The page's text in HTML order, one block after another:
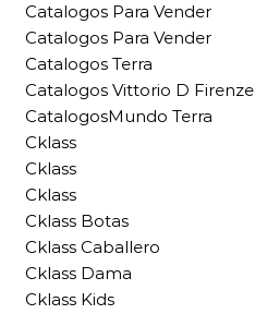
Catalogos Para Vender
Catalogos Para Vender
Catalogos Terra
Catalogos Vittorio D Firenze
CatalogosMundo Terra
Cklass
Cklass
Cklass
Cklass Botas
Cklass Caballero
Cklass Dama
Cklass Kids